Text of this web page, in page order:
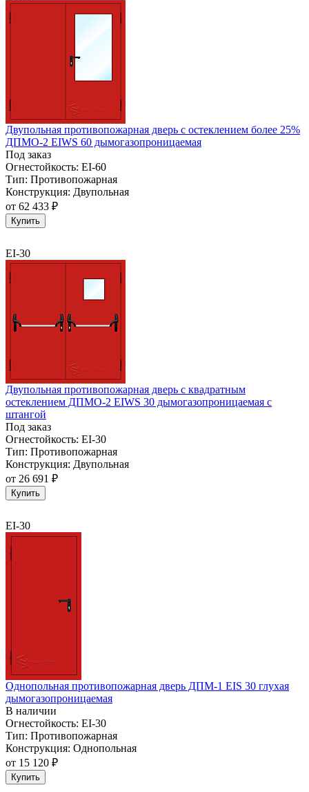
Двупольная противопожарная дверь с остеклением более 25%
ДПМО-2 EIWS 60 дымогазопроницаемая
Под заказ
Огнестойкость: EI-60
Тип: Противопожарная
Конструкция: Двупольная
от 62 433 ₽
Купить
EI-30
Двупольная противопожарная дверь с квадратным
остеклением ДПМО-2 EIWS 30 дымогазопроницаемая с
штангой
Под заказ
Огнестойкость: EI-30
Тип: Противопожарная
Конструкция: Двупольная
от 26 691 ₽
Купить
EI-30
Однопольная противопожарная дверь ДПМ-1 EIS 30 глухая
дымогазопроницаемая
В наличии
Огнестойкость: EI-30
Тип: Противопожарная
Конструкция: Однопольная
от 15 120 ₽
Купить